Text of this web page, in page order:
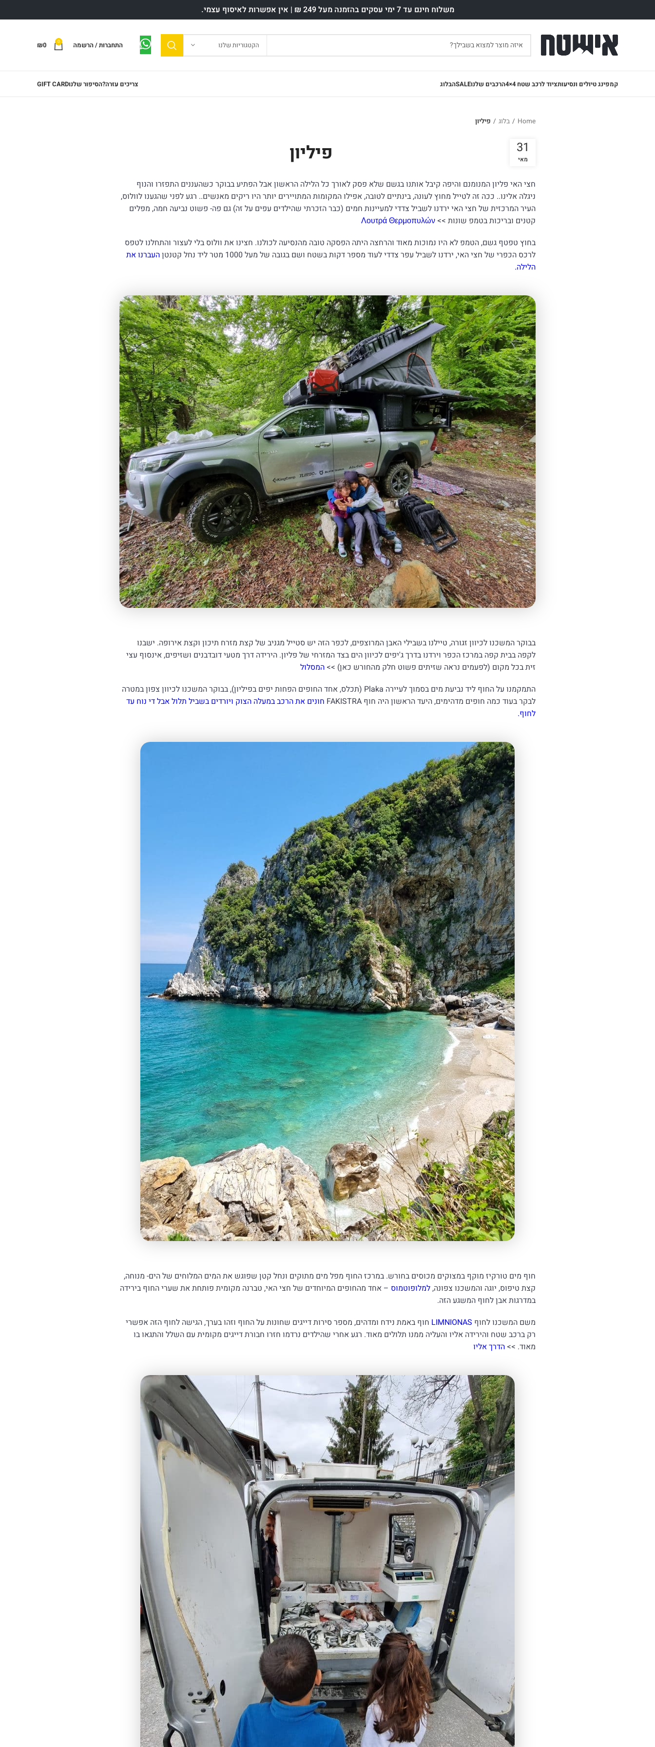
משלוח חינם עד 7 ימי עסקים בהזמנה מעל 249 ₪ | אין אפשרות לאיסוף עצמי.
הקטגוריות שלנו התחברות / הרשמה 0
₪0
קמפינג טיולים ונסיעותציוד לרכב שטח 4×4 הרכבים שלנוSALEהבלוג צריכים עזרה?הסיפור שלנוGIFT CARD
Home
/ בלוג / פיליון
פיליון 31
מאי
חצי האי פליון המנומנם והיפה קיבל אותנו בגשם שלא פסק לאורך כל הלילה הראשון אבל הפתיע בבוקר כשהעננים התפזרו והנוף
ניגלה אלינו.. ככה זה לטייל מחוץ לעונה, בינתיים לטובה, אפילו המקומות המתויירים יותר היו ריקים מאנשים.. רגע לפני שהגענו לוולוס,
העיר המרכזית של חצי האי ירדנו לשביל צדדי למעיינות חמים (כבר הזכרתי שהילדים עפים על זה) גם פה- פשוט נביעה חמה, מפלים
קטנים ובריכות בטמפ שונות >> Λουτρά Θερμοπυλών
בחוץ טפטף גשם, הטמפ לא היו נמוכות מאוד והרחצה היתה הפסקה טובה מהנסיעה לכולנו. חצינו את וולוס בלי לעצור והתחלנו לטפס
לרכס הכפרי של חצי האי, ירדנו לשביל עפר צדדי לעוד מספר דקות בשטח ושם בגובה של מעל 1000 מטר ליד נחל קטנטן
העברנו את
הלילה.
בבוקר המשכנו לכיוון זגורה, טיילנו בשבילי האבן המרוצפים, לכפר הזה יש סטייל מגניב של קצת מזרח תיכון וקצת אירופה. ישבנו
לקפה בבית קפה במרכז הכפר וירדנו בדרך ג'יפים לכיוון הים בצד המזרחי של פליון. הירידה דרך מטעי דובדבנים ושזיפים, אינסוף עצי
זית בכל מקום (לפעמים נראה שזיתים פשוט חלק מהחורש כאן) >> המסלול
התמקמנו על החוף ליד נביעת מים בסמוך לעיירה Plaka (תכלס, אחד החופים הפחות יפים בפיליון),
בבוקר המשכנו לכיוון צפון במטרה
לבקר בעוד כמה חופים מדהימים, היעד הראשון היה חוף FAKISTRA
חונים את הרכב במעלה הצוק ויורדים בשביל תלול אבל די נוח עד
לחוף.
חוף מים טורקיז מוקף במצוקים מכוסים בחורש. במרכז החוף מפל מים מתוקים ונחל קטן שפוגש את המים המלוחים של הים- מנוחה,
קצת טיפוס, יוגה והמשכנו צפונה,למלופוטמוס – אחד מהחופים המיוחדים של חצי האי, טברנה מקומית פותחת את שערי החוף בירידה
במדרגות אבן לחוף המשגע הזה.
משם המשכנו לחוף LIMNIONAS חוף באמת נידח ומדהים, מספר סירות דייגים שחונות על החוף וזהו בערך, הגישה לחוף הזה אפשרי
רק ברכב שטח והירידה אליו והעליה ממנו תלולים מאוד. רגע אחרי שהילדים נרדמו חזרו חבורת דייגים מקומית עם השלל והתגאו בו
מאוד. >> הדרך אליו